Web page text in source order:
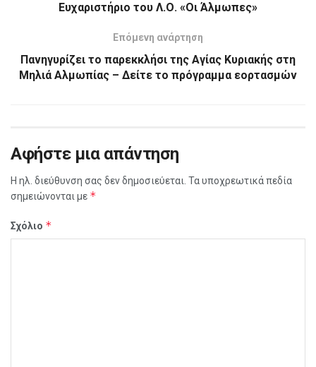
Ευχαριστήριο του Λ.Ο. «Οι Άλμωπες»
Επόμενη ανάρτηση
Πανηγυρίζει το παρεκκλήσι της Αγίας Κυριακής στη
Μηλιά Αλμωπίας – Δείτε το πρόγραμμα εορτασμών
Αφήστε μια απάντηση
Η ηλ. διεύθυνση σας δεν δημοσιεύεται. Τα υποχρεωτικά πεδία
σημειώνονται με *
Σχόλιο *